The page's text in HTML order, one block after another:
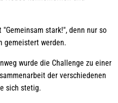
stark!", denn nur so
gemeistert werden.
wurde die Challenge zu einer
der verschiedenen
sich stetig.